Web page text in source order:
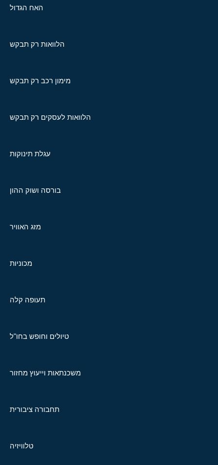
האח הגדול
הלוואות רק תבקש
מימון רכב רק תבקש
הלוואות לעסקים רק תבקש
עגלת תינוקות
בורסה ושוק ההון
מזג האוויר
מכוניות
תעופה קלה
טיולים וחופש בחו"ל
משכנתאות וייעוץ מחזור
תחבורה ציבורית
טלוויזיה